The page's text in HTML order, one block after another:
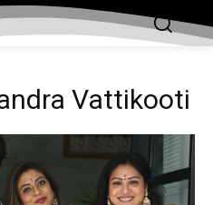
Vattikooti